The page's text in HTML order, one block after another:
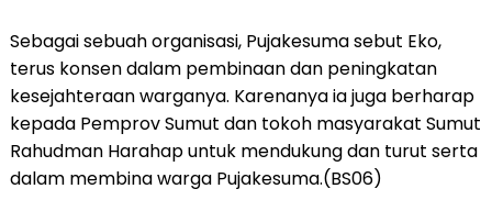
Sebagai sebuah organisasi, Pujakesuma sebut Eko,
terus konsen dalam pembinaan dan peningkatan
kesejahteraan warganya. Karenanya ia juga berharap
kepada Pemprov Sumut dan tokoh masyarakat Sumut
Rahudman Harahap untuk mendukung dan turut serta
dalam membina warga Pujakesuma.(BS06)